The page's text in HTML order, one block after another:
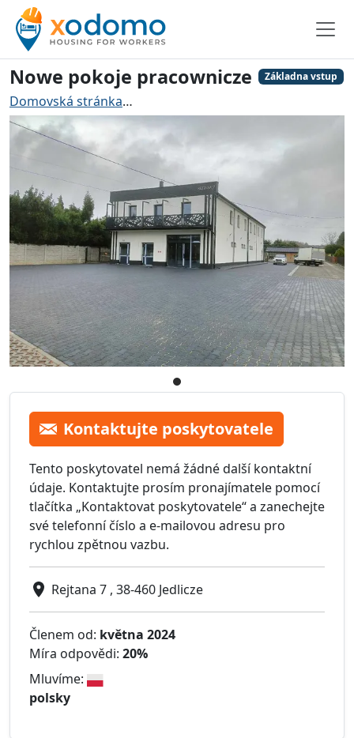
Nowe pokoje pracownicze Základna vstup
Domovská stránka
Kontaktujte poskytovatele
Tento poskytovatel nemá žádné další kontaktní
údaje. Kontaktujte prosím pronajímatele pomocí
tlačítka „Kontaktovat poskytovatele“ a zanechejte
své telefonní číslo a e-mailovou adresu pro
rychlou zpětnou vazbu.
Rejtana 7 , 38-460 Jedlicze
Členem od: května 2024
Míra odpovědi: 20%
Mluvíme:
polsky